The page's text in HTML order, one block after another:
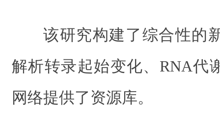
该研究构建了综合性的
解析转录起始变化、RNA代
网络提供了资源库。